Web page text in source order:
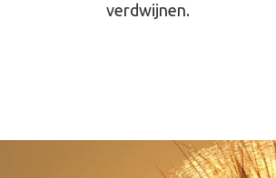
verdwijnen.